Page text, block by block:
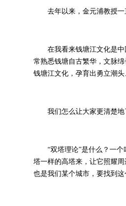
去年以来，金元浦教授一
在我看来钱塘江文化是中
常熟悉钱塘自古繁华，文脉
钱塘江文化，孕育出勇立潮头
我们怎么让大家更清楚地
“双塔理论”是什么？一个
塔一样的高塔来，让它照耀
也是我们某个城市，要找到这